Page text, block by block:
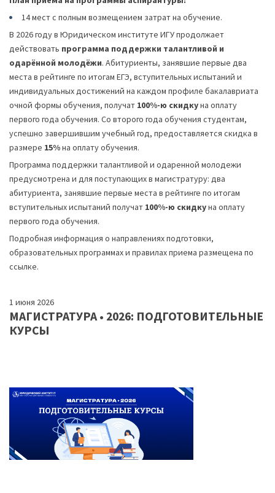
14 мест с полным возмещением затрат на обучение.
В 2026 году в Юридическом институте ИГУ продолжает
действовать программа поддержки талантливой и
одарённой молодёжи. Абитуриенты, занявшие первые два
места в рейтинге по итогам ЕГЭ, вступительных испытаний и
индивидуальных достижений на каждом профиле бакалавриата
очной формы обучения, получат 100%-ю скидкуна оплату
первого года обучения. Со второго года обучения студентам,
успешно завершившим учебный год, предоставляется скидка в
размере 15%на оплату обучения.
Программа поддержки талантливой и одаренной молодежи
предусмотрена и для поступающих в магистратуру: два
абитуриента, занявшие первые места в рейтинге по итогам
вступительных испытаний получат 100%-ю скидкуна оплату
первого года обучения.
Подробная информация о направлениях подготовки,
образовательных программах и правилах приема размещена по
ссылке.
1 июня 2026
МАГИСТРАТУРА • 2026: ПОДГОТОВИТЕЛЬНЫЕ
КУРСЫ